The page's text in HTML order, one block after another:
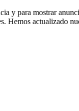
y para mostrar
actualizado